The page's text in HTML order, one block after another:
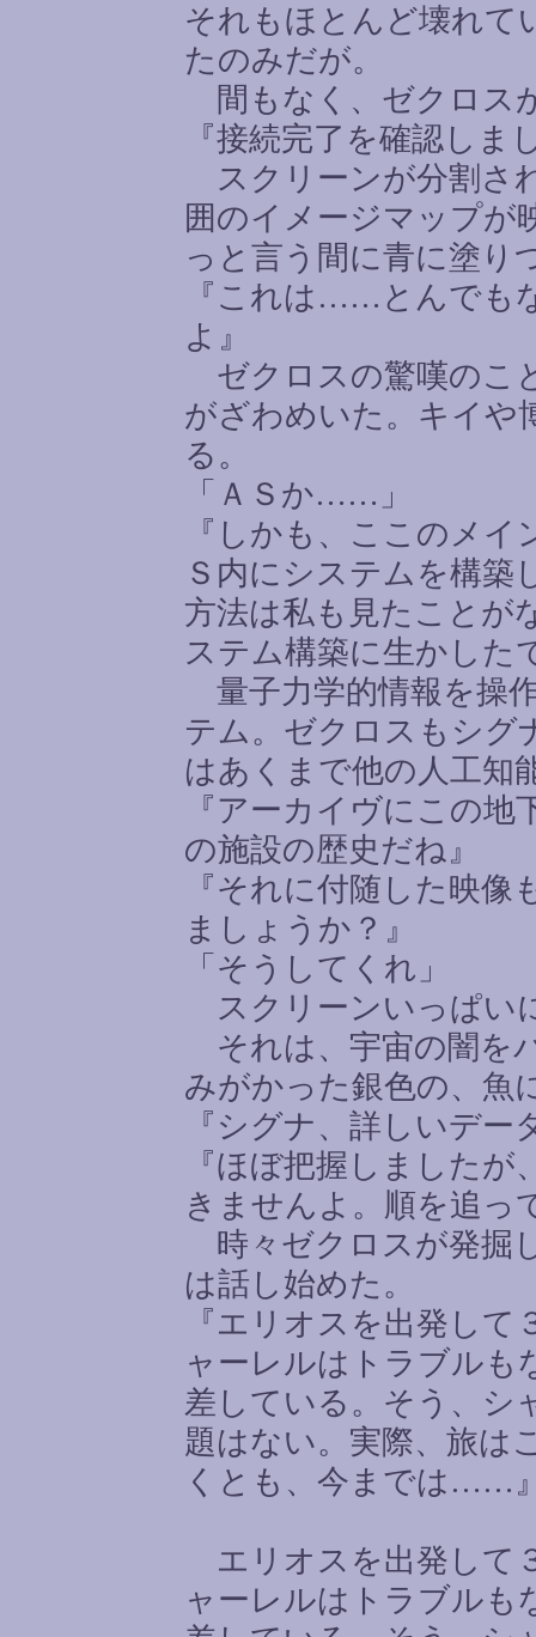
それもほとんど壊れて
たのみだが。
間もなく、ゼクロス
『接続完了を確認しま
スクリーンが分割さ
囲のイメージマップが
っと言う間に青に塗り
『これは …… とんでも
よ』
ゼクロスの驚嘆のこ
がざわめいた。キイや
る。
「ＡＳか…… 」
『しかも、ここのメ
Ｓ内にシステムを構築
方法は私も見たことが
ステム構築に生かした
量子力学的情報を操
テム。ゼクロスもシグ
はあくまで他の人工知
『アーカイヴにこの
の施設の歴史だね』
『それに付随した映
ましょうか？』
「そうしてくれ」
スクリーンいっぱい
それは、宇宙の闇を
みがかった銀色の、魚
『シグナ、詳しいデー
『ほぼ把握しましたが
きませんよ。順を追っ
時々ゼクロスが発掘
は話し始めた。
『エリオスを出発し
ャーレルはトラブルも
差している。そう、シ
題はない。実際、旅は
くとも、今までは ……
エリオスを出発して
ャーレルはトラブルも